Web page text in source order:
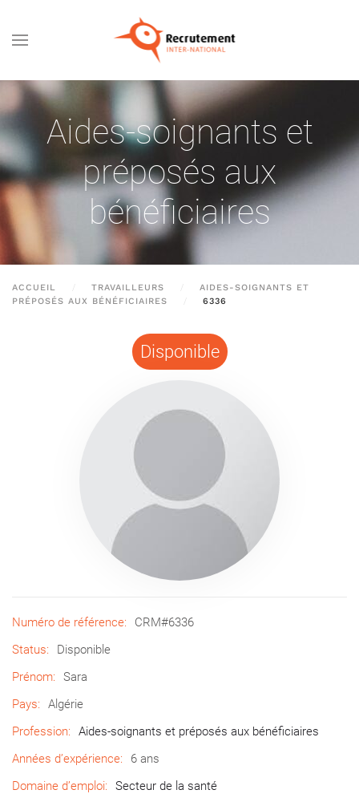
Passer au contenu principal
Aides-soignants et
préposés aux
bénéficiaires
ACCUEIL TRAVAILLEURS
AIDES-SOIGNANTS ET
PRÉPOSÉS AUX BÉNÉFICIAIRES
6336
Disponible
Numéro de référence:
CRM#6336
Status:
Disponible
Prénom:
Sara
Pays:
Algérie
Profession:
Aides-soignants et préposés aux bénéficiaires
Années d’expérience:
6 ans
Domaine d’emploi:
Secteur de la santé